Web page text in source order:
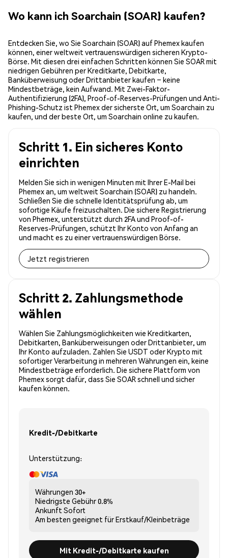
Wo kann ich Soarchain (SOAR) kaufen?
Entdecken Sie, wo Sie Soarchain (SOAR) auf Phemex kaufen
können, einer weltweit vertrauenswürdigen sicheren Krypto-
Börse. Mit diesen drei einfachen Schritten können Sie SOAR mit
niedrigen Gebühren per Kreditkarte, Debitkarte,
Banküberweisung oder Drittanbieter kaufen – keine
Mindestbeträge, kein Aufwand. Mit Zwei-Faktor-
Authentifizierung (2FA), Proof-of-Reserves-Prüfungen und Anti-
Phishing-Schutz ist Phemex der sicherste Ort, um Soarchain zu
kaufen, und der beste Ort, um Soarchain online zu kaufen.
Schritt 1. Ein sicheres Konto
einrichten
Melden Sie sich in wenigen Minuten mit Ihrer E-Mail bei
Phemex an, um weltweit Soarchain (SOAR) zu handeln.
Schließen Sie die schnelle Identitätsprüfung ab, um
sofortige Käufe freizuschalten. Die sichere Registrierung
von Phemex, unterstützt durch 2FA und Proof-of-
Reserves-Prüfungen, schützt Ihr Konto von Anfang an
und macht es zu einer vertrauenswürdigen Börse.
Jetzt registrieren
Schritt 2. Zahlungsmethode
wählen
Wählen Sie Zahlungsmöglichkeiten wie Kreditkarten,
Debitkarten, Banküberweisungen oder Drittanbieter, um
Ihr Konto aufzuladen. Zahlen Sie USDT oder Krypto mit
sofortiger Verarbeitung in mehreren Währungen ein, keine
Mindestbeträge erforderlich. Die sichere Plattform von
Phemex sorgt dafür, dass Sie SOAR schnell und sicher
kaufen können.
Kredit-/Debitkarte
Unterstützung:
Währungen 30+
Niedrigste Gebühr0.8%
Ankunft Sofort
Am besten geeignet fürErstkauf/Kleinbeträge
Mit Kredit-/Debitkarte kaufen